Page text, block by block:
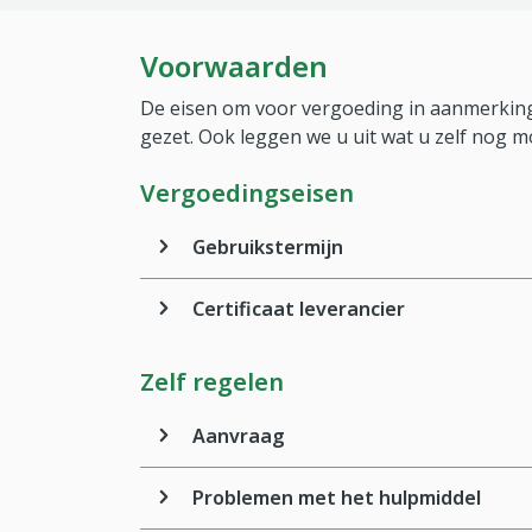
Voorwaarden
De eisen om voor vergoeding in
gezet. Ook leggen we u uit wat u zelf nog
Vergoedingseisen
Gebruikstermijn
Certificaat leverancier
Zelf regelen
Aanvraag
Problemen met het hulpmiddel